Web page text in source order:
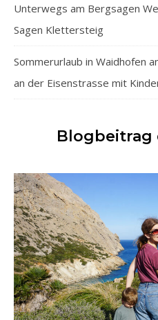
Unterwegs am Bergsagen
Sagen Klettersteig
Sommerurlaub in Waidhofen
an der Eisenstrasse mit
Blogbeitrag